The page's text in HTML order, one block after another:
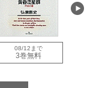
08/12まで
3巻無料